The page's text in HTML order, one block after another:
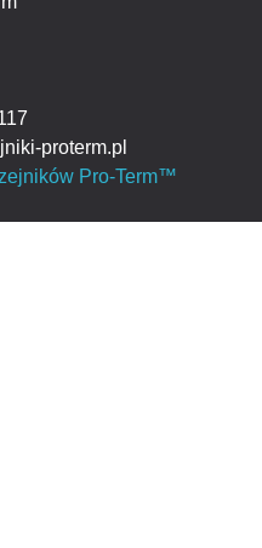
proterm.pl
Pro-Term™